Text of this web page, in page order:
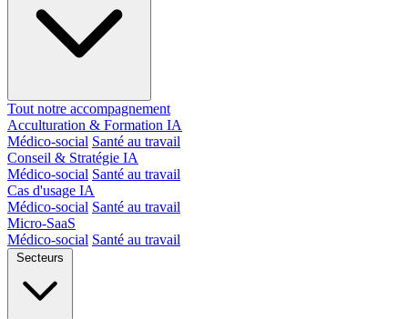
Tout notre accompagnement
Acculturation & Formation IA
Médico-social Santé au travail
Conseil & Stratégie IA
Médico-social Santé au travail
Cas d'usage IA
Médico-social Santé au travail
Micro-SaaS
Médico-social Santé au travail
Secteurs